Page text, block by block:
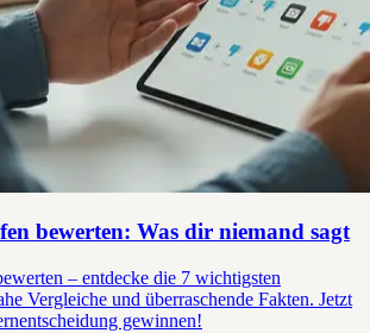
bewerten: Was dir niemand sagt
– entdecke die 7 wichtigsten
Vergleiche und überraschende Fakten. Jetzt
gewinnen!